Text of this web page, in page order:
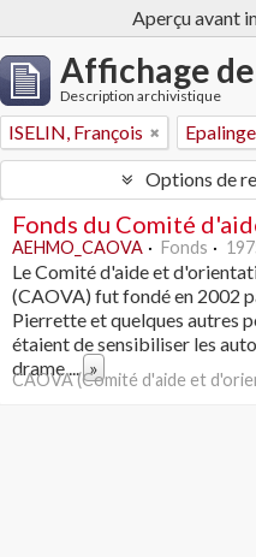
Aperçu avant
Affichage
Description archivistique
ISELIN, François
Options de
AEHMO_CAOVA Fonds
Le Comité d'aide et
(CAOVA) fut fondé en 2002
Pierrette et quelques autres
étaient de sensibiliser les
drame... »
CAOVA (Comité d'aide et